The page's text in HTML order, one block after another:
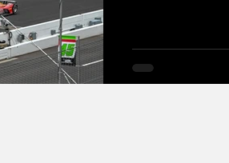
Racing ejecutó
edición 110. Al